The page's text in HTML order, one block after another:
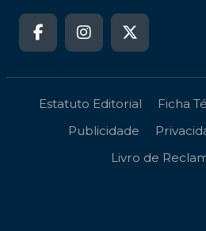
Estatuto Editorial Ficha
Publicidade
Livro de